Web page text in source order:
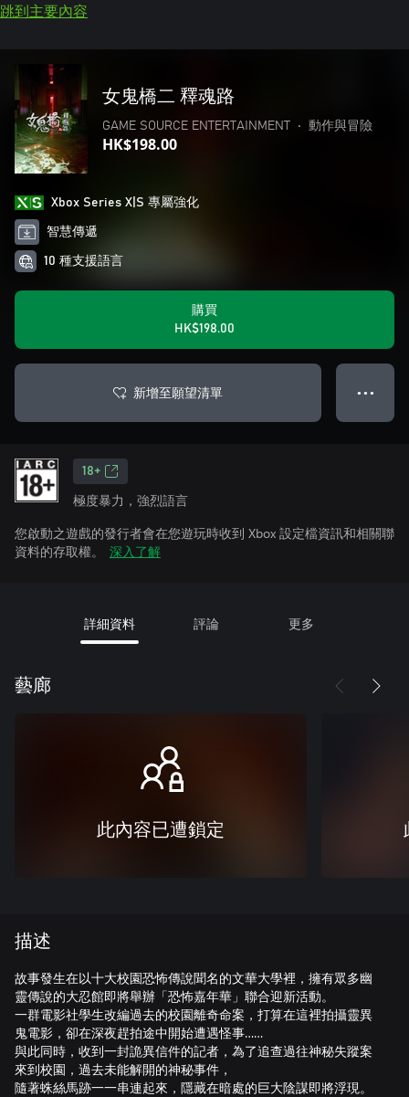
跳到主要內容
女鬼橋二 釋魂路
GAME SOURCE ENTERTAINMENT • 動作與冒險
HK$198.00
Xbox Series X|S 專屬強化
智慧傳遞
10 種支援語言
購買
HK$198.00
新增至願望清單 ● ● ●
18+
極度暴力，強烈語言
您啟動之遊戲的發行者會在您遊玩時收到 Xbox 設定檔資訊和相關聯
資料的存取權。
深入了解
詳細資料 評論 更多
藝廊
此內容已遭鎖定
描述
故事發生在以十大校園恐怖傳說聞名的文華大學裡，擁有眾多幽
靈傳說的大忍館即將舉辦「恐怖嘉年華」聯合迎新活動。
一群電影社學生改編過去的校園離奇命案，打算在這裡拍攝靈異
鬼電影，卻在深夜趕拍途中開始遭遇怪事……
與此同時，收到一封詭異信件的記者，為了追查過往神秘失蹤案
來到校園，過去未能解開的神秘事件，
隨著蛛絲馬跡一一串連起來，隱藏在暗處的巨大陰謀即將浮現。